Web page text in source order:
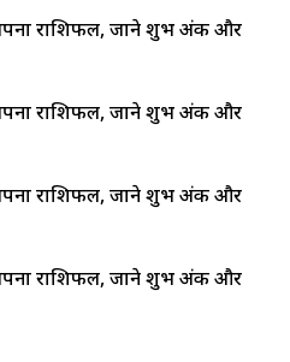
राशिफल, जाने शुभ अंक और
राशिफल, जाने शुभ अंक और
राशिफल, जाने शुभ अंक और
राशिफल, जाने शुभ अंक और